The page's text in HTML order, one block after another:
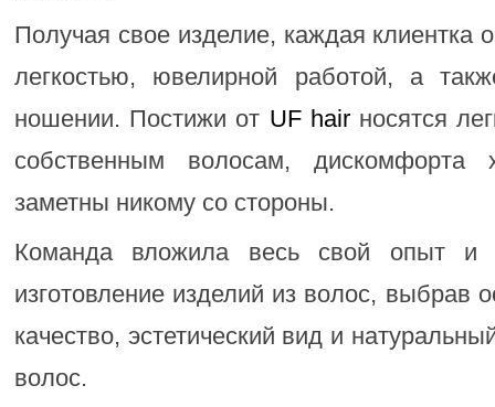
Получая свое изделие, каждая клиентка
легкостью, ювелирной работой, а
ношении. Постижи от UF hairносятся
собственным волосам,
заметны никому со стороны.
Команда вложила весь свой опыт и
изготовление изделий из волос, выбрав
качество, эстетический вид и
волос.